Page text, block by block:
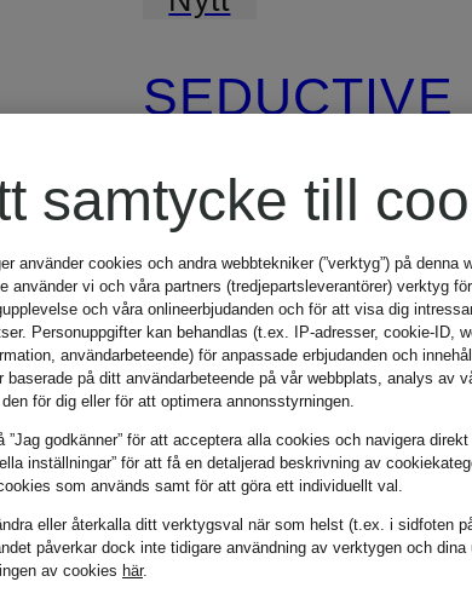
SEDUCTIVE
Marlene-
BRIDGET i
corduroy
3 345 kr
samtycke till
använder cookies och andra webbtekniker (”verktyg”) på denna
använder vi och våra partners (tredjepartsleverantörer) verktyg
och våra onlineerbjudanden och för att visa dig
Personuppgifter kan behandlas (t.ex. IP-adresser, cookie-ID,
användarbeteende) för anpassade erbjudanden och
baserade på ditt användarbeteende på vår webbplats, analys av
för dig eller för att optimera annonsstyrningen.
”Jag godkänner” för att acceptera alla cookies och navigera
inställningar” för att få en detaljerad beskrivning av
som används samt för att göra ett individuellt val.
eller återkalla ditt verktygsval när som helst (t.ex. i sidfoten
påverkar dock inte tidigare användning av verktygen och dina
av cookies här.